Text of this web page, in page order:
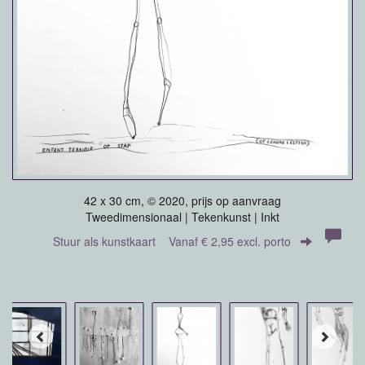
42 x 30 cm, © 2020, prijs op aanvraag
Tweedimensionaal | Tekenkunst | Inkt
Stuur als kunstkaart Vanaf € 2,95 excl. porto